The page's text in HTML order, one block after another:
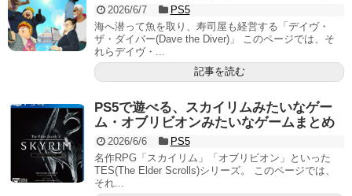
2026/6/7
PS5
海へ潜って魚を取り、寿司屋も経営する「デイヴ・
ザ・ダイバー(Dave the Diver)」 このページでは、そ
れらデイヴ・...
記事を読む
PS5で遊べる、スカイリムみたいなゲー
ム・オブリビオンみたいなゲームまとめ
2026/6/6
PS5
名作RPG「スカイリム」「オブリビオン」といった
TES(The Elder Scrolls)シリーズ。 このページでは、
それ...